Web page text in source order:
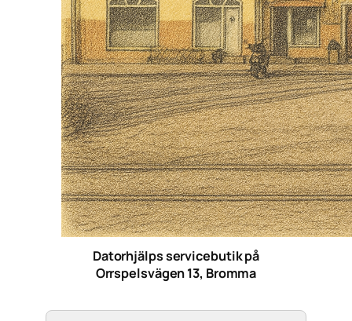
Datorhjälps servicebutik på
Orrspelsvägen 13, Bromma